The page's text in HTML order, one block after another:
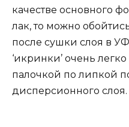
качестве основного
лак, то можно
после сушки слоя в
‘икринки’ очень
палочкой по липкой
дисперсионного слоя.